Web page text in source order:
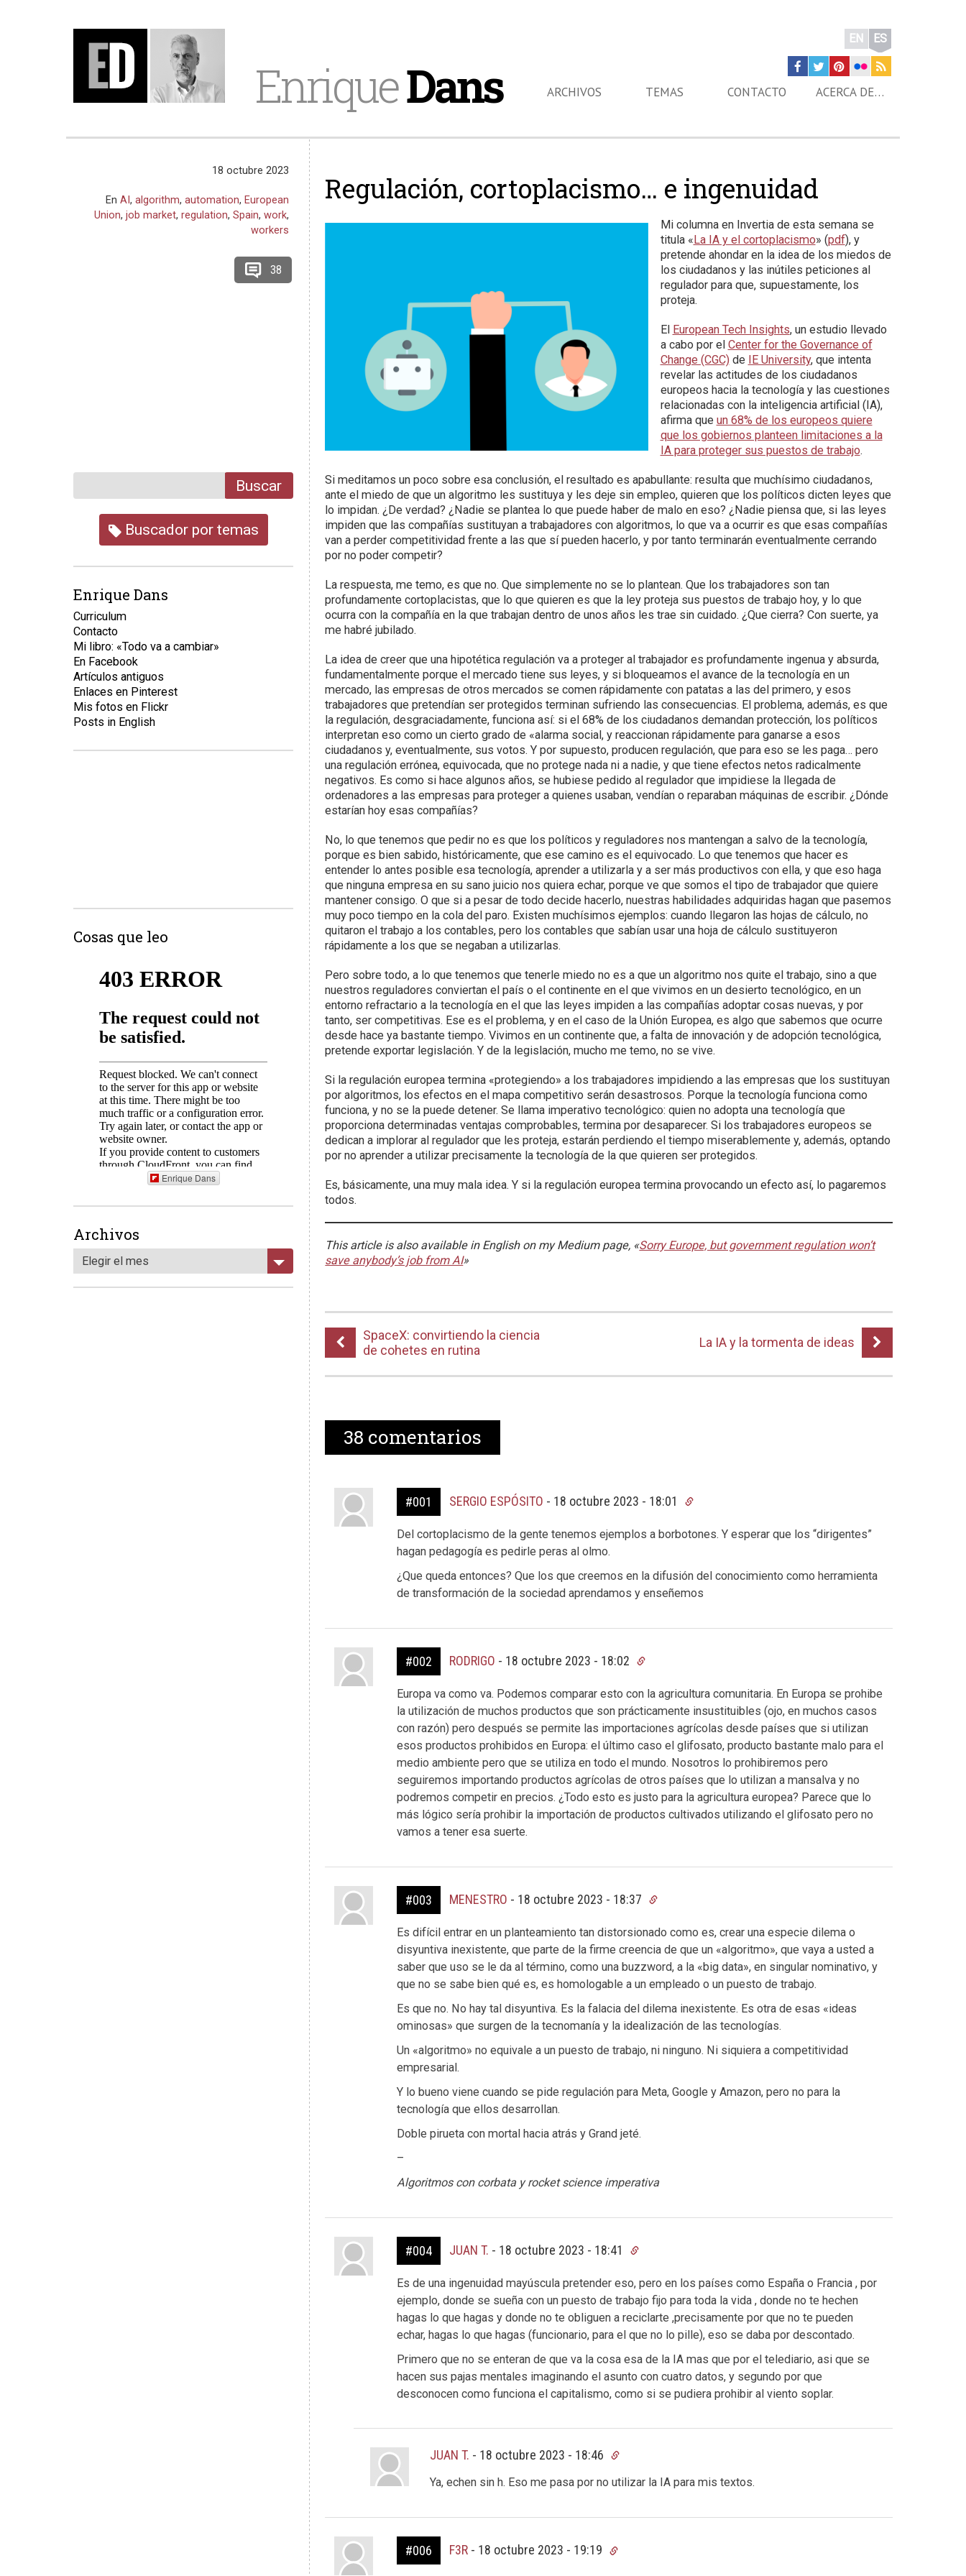
EnriqueDans
EN ES
ARCHIVOS TEMAS CONTACTO ACERCA DE…
Regulación, cortoplacismo… e ingenuidad
Mi columna en Invertia de esta semana se
titula «La IA y el cortoplacismo» (pdf), y
pretende ahondar en la idea de los miedos de
los ciudadanos y las inútiles peticiones al
regulador para que, supuestamente, los
proteja.
El European Tech Insights, un estudio llevado
a cabo por el Center for the Governance of
Change (CGC)de IE University, que intenta
revelar las actitudes de los ciudadanos
europeos hacia la tecnología y las cuestiones
relacionadas con la inteligencia artificial (IA),
afirma que un 68% de los europeos quiere
que los gobiernos planteen limitaciones a la
IA para proteger sus puestos de trabajo.
Si meditamos un poco sobre esa conclusión, el resultado es apabullante: resulta que muchísimo ciudadanos,
ante el miedo de que un algoritmo les sustituya y les deje sin empleo, quieren que los políticos dicten leyes que
lo impidan. ¿De verdad? ¿Nadie se plantea lo que puede haber de malo en eso? ¿Nadie piensa que, si las leyes
impiden que las compañías sustituyan a trabajadores con algoritmos, lo que va a ocurrir es que esas compañías
van a perder competitividad frente a las que sí pueden hacerlo, y por tanto terminarán eventualmente cerrando
por no poder competir?
La respuesta, me temo, es que no. Que simplemente no se lo plantean. Que los trabajadores son tan
profundamente cortoplacistas, que lo que quieren es que la ley proteja sus puestos de trabajo hoy, y lo que
ocurra con la compañía en la que trabajan dentro de unos años les trae sin cuidado. ¿Que cierra? Con suerte, ya
me habré jubilado.
La idea de creer que una hipotética regulación va a proteger al trabajador es profundamente ingenua y absurda,
fundamentalmente porque el mercado tiene sus leyes, y si bloqueamos el avance de la tecnología en un
mercado, las empresas de otros mercados se comen rápidamente con patatas a las del primero, y esos
trabajadores que pretendían ser protegidos terminan sufriendo las consecuencias. El problema, además, es que
la regulación, desgraciadamente, funciona así: si el 68% de los ciudadanos demandan protección, los políticos
interpretan eso como un cierto grado de «alarma social, y reaccionan rápidamente para ganarse a esos
ciudadanos y, eventualmente, sus votos. Y por supuesto, producen regulación, que para eso se les paga… pero
una regulación errónea, equivocada, que no protege nada ni a nadie, y que tiene efectos netos radicalmente
negativos. Es como si hace algunos años, se hubiese pedido al regulador que impidiese la llegada de
ordenadores a las empresas para proteger a quienes usaban, vendían o reparaban máquinas de escribir. ¿Dónde
estarían hoy esas compañías?
No, lo que tenemos que pedir no es que los políticos y reguladores nos mantengan a salvo de la tecnología,
porque es bien sabido, históricamente, que ese camino es el equivocado. Lo que tenemos que hacer es
entender lo antes posible esa tecnología, aprender a utilizarla y a ser más productivos con ella, y que eso haga
que ninguna empresa en su sano juicio nos quiera echar, porque ve que somos el tipo de trabajador que quiere
mantener consigo. O que si a pesar de todo decide hacerlo, nuestras habilidades adquiridas hagan que pasemos
muy poco tiempo en la cola del paro. Existen muchísimos ejemplos: cuando llegaron las hojas de cálculo, no
quitaron el trabajo a los contables, pero los contables que sabían usar una hoja de cálculo sustituyeron
rápidamente a los que se negaban a utilizarlas.
Pero sobre todo, a lo que tenemos que tenerle miedo no es a que un algoritmo nos quite el trabajo, sino a que
nuestros reguladores conviertan el país o el continente en el que vivimos en un desierto tecnológico, en un
entorno refractario a la tecnología en el que las leyes impiden a las compañías adoptar cosas nuevas, y por
tanto, ser competitivas. Ese es el problema, y en el caso de la Unión Europea, es algo que sabemos que ocurre
desde hace ya bastante tiempo. Vivimos en un continente que, a falta de innovación y de adopción tecnológica,
pretende exportar legislación. Y de la legislación, mucho me temo, no se vive.
Si la regulación europea termina «protegiendo» a los trabajadores impidiendo a las empresas que los sustituyan
por algoritmos, los efectos en el mapa competitivo serán desastrosos. Porque la tecnología funciona como
funciona, y no se la puede detener. Se llama imperativo tecnológico: quien no adopta una tecnología que
proporciona determinadas ventajas comprobables, termina por desaparecer. Si los trabajadores europeos se
dedican a implorar al regulador que les proteja, estarán perdiendo el tiempo miserablemente y, además, optando
por no aprender a utilizar precisamente la tecnología de la que quieren ser protegidos.
Es, básicamente, una muy mala idea. Y si la regulación europea termina provocando un efecto así, lo pagaremos
todos.
This article is also available in English on my Medium page, «Sorry Europe, but government regulation won’t
save anybody’s job from AI»
SpaceX: convirtiendo la ciencia
de cohetes en rutina
La IA y la tormenta de ideas
38 comentarios
#001 SERGIO ESPÓSITO - 18 octubre 2023 - 18:01
Del cortoplacismo de la gente tenemos ejemplos a borbotones. Y esperar que los “dirigentes”
hagan pedagogía es pedirle peras al olmo.
¿Que queda entonces? Que los que creemos en la difusión del conocimiento como herramienta
de transformación de la sociedad aprendamos y enseñemos
#002 RODRIGO - 18 octubre 2023 - 18:02
Europa va como va. Podemos comparar esto con la agricultura comunitaria. En Europa se prohibe
la utilización de muchos productos que son prácticamente insustituibles (ojo, en muchos casos
con razón) pero después se permite las importaciones agrícolas desde países que si utilizan
esos productos prohibidos en Europa: el último caso el glifosato, producto bastante malo para el
medio ambiente pero que se utiliza en todo el mundo. Nosotros lo prohibiremos pero
seguiremos importando productos agrícolas de otros países que lo utilizan a mansalva y no
podremos competir en precios. ¿Todo esto es justo para la agricultura europea? Parece que lo
más lógico sería prohibir la importación de productos cultivados utilizando el glifosato pero no
vamos a tener esa suerte.
#003 MENESTRO - 18 octubre 2023 - 18:37
Es difícil entrar en un planteamiento tan distorsionado como es, crear una especie dilema o
disyuntiva inexistente, que parte de la firme creencia de que un «algoritmo», que vaya a usted a
saber que uso se le da al término, como una buzzword, a la «big data», en singular nominativo, y
que no se sabe bien qué es, es homologable a un empleado o un puesto de trabajo.
Es que no. No hay tal disyuntiva. Es la falacia del dilema inexistente. Es otra de esas «ideas
ominosas» que surgen de la tecnomanía y la idealización de las tecnologías.
Un «algoritmo» no equivale a un puesto de trabajo, ni ninguno. Ni siquiera a competitividad
empresarial.
Y lo bueno viene cuando se pide regulación para Meta, Google y Amazon, pero no para la
tecnología que ellos desarrollan.
Doble pirueta con mortal hacia atrás y Grand jeté.
–
Algoritmos con corbata y rocket science imperativa
#004 JUAN T. - 18 octubre 2023 - 18:41
Es de una ingenuidad mayúscula pretender eso, pero en los países como España o Francia , por
ejemplo, donde se sueña con un puesto de trabajo fijo para toda la vida , donde no te hechen
hagas lo que hagas y donde no te obliguen a reciclarte ,precisamente por que no te pueden
echar, hagas lo que hagas (funcionario, para el que no lo pille), eso se daba por descontado.
Primero que no se enteran de que va la cosa esa de la IA mas que por el telediario, asi que se
hacen sus pajas mentales imaginando el asunto con cuatro datos, y segundo por que
desconocen como funciona el capitalismo, como si se pudiera prohibir al viento soplar.
JUAN T. - 18 octubre 2023 - 18:46
Ya, echen sin h. Eso me pasa por no utilizar la IA para mis textos.
#006 F3R- 18 octubre 2023 - 19:19
18 octubre 2023
EnAI,algorithm,automation,European
Union,job market,regulation,Spain,work,
workers
38
Buscar
Buscador por temas
Enrique Dans
Curriculum
Contacto
Mi libro: «Todo va a cambiar»
En Facebook
Artículos antiguos
Enlaces en Pinterest
Mis fotos en Flickr
Posts in English
Cosas que leo
Enrique Dans
Archivos
Elegir el mes